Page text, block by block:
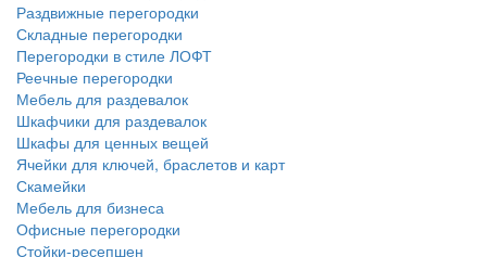
Раздвижные перегородки
Складные перегородки
Перегородки в стиле ЛОФТ
Реечные перегородки
Мебель для раздевалок
Шкафчики для раздевалок
Шкафы для ценных вещей
Ячейки для ключей, браслетов и карт
Скамейки
Мебель для бизнеса
Офисные перегородки
Стойки-ресепшен